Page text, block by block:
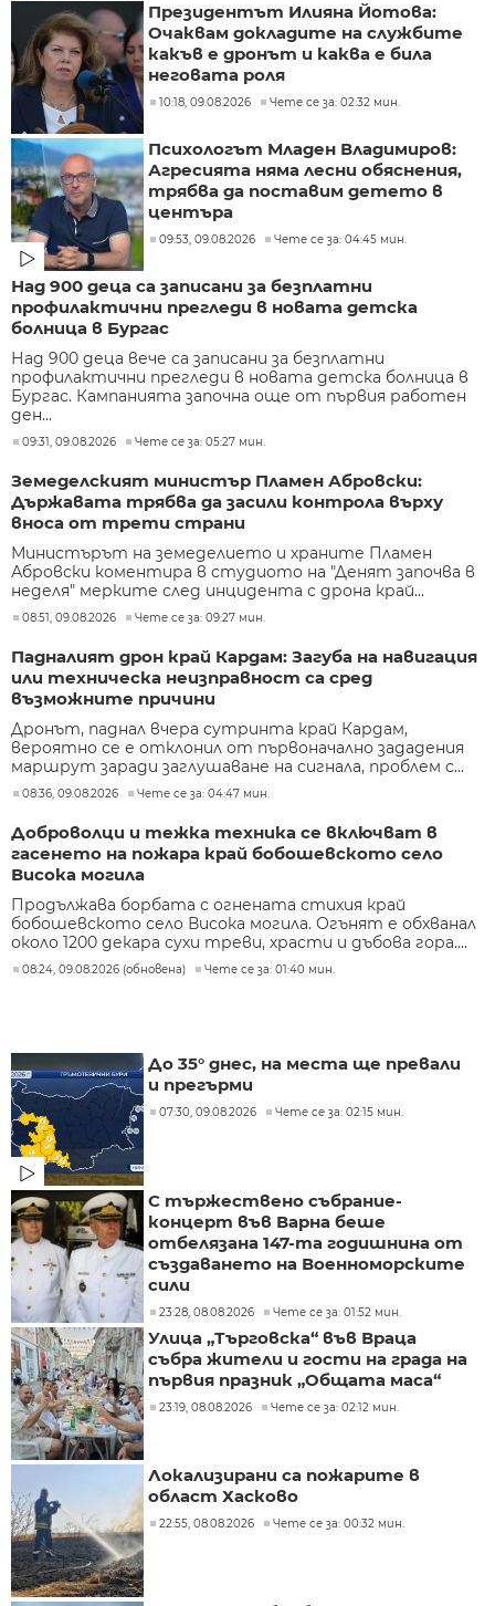
Президентът Илияна Йотова:
Очаквам докладите на службите
какъв е дронът и каква е била
неговата роля
10:18, 09.08.2026 Чете се за: 02:32 мин.
Психологът Младен Владимиров:
Агресията няма лесни обяснения,
трябва да поставим детето в
центъра
09:53, 09.08.2026 Чете се за: 04:45 мин.
Над 900 деца са записани за безплатни
профилактични прегледи в новата детска
болница в Бургас
Над 900 деца вече са записани за безплатни
профилактични прегледи в новата детска болница в
Бургас. Кампанията започна още от първия работен
ден...
09:31, 09.08.2026 Чете се за: 05:27 мин.
Земеделският министър Пламен Абровски:
Държавата трябва да засили контрола върху
вноса от трети страни
Министърът на земеделието и храните Пламен
Абровски коментира в студиото на "Денят започва в
неделя" мерките след инцидента с дрона край...
08:51, 09.08.2026 Чете се за: 09:27 мин.
Падналият дрон край Кардам: Загуба на навигация
или техническа неизправност са сред
възможните причини
Дронът, паднал вчера сутринта край Кардам,
вероятно се е отклонил от първоначално зададения
маршрут заради заглушаване на сигнала, проблем с...
08:36, 09.08.2026 Чете се за: 04:47 мин.
Доброволци и тежка техника се включват в
гасенето на пожара край бобошевското село
Висока могила
Продължава борбата с огнената стихия край
бобошевското село Висока могила. Огънят е обхванал
около 1200 декара сухи треви, храсти и дъбова гора....
08:24, 09.08.2026 (обновена) Чете се за: 01:40 мин.
До 35° днес, на места ще превали
и прегърми
07:30, 09.08.2026 Чете се за: 02:15 мин.
С тържествено събрание-
концерт във Варна беше
отбелязана 147-та годишнина от
създаването на Военноморските
сили
23:28, 08.08.2026 Чете се за: 01:52 мин.
Улица „Търговска“ във Враца
събра жители и гости на града на
първия празник „Общата маса“
23:19, 08.08.2026 Чете се за: 02:12 мин.
Локализирани са пожарите в
област Хасково
22:55, 08.08.2026 Чете се за: 00:32 мин.